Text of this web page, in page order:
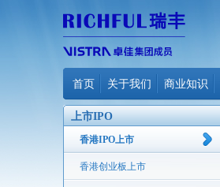
首页 关于我们 商业知识
上市IPO
香港IPO上市
香港创业板上市